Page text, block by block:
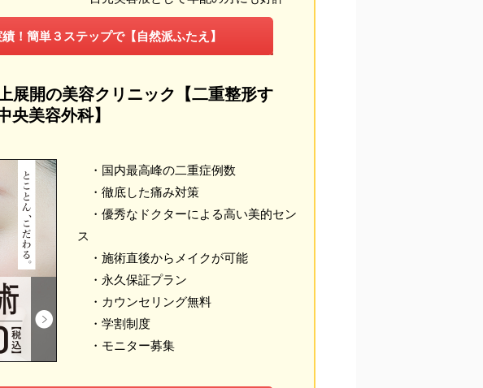
！簡単３ステップで【自然派ふたえ】
開の美容クリニック【二重整形す
央美容外科】
・国内最高峰の二重症例数
・徹底した痛み対策
・優秀なドクターによる高い美的セン
ス
・施術直後からメイクが可能
・永久保証プラン
・カウンセリング無料
・学割制度
・モニター募集